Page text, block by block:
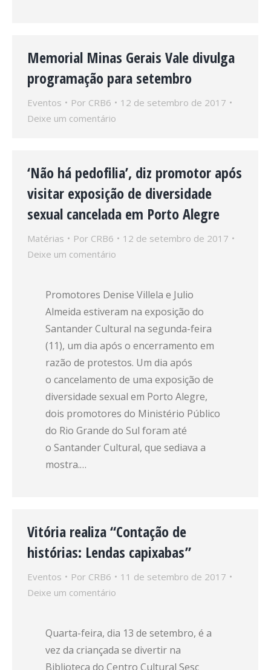
Memorial Minas Gerais Vale divulga
programação para setembro
Eventos Por CRB6
12 de setembro de 2017
Deixe um comentário
‘Não há pedofilia’, diz promotor após
visitar exposição de diversidade
sexual cancelada em Porto Alegre
Matérias Por CRB6
12 de setembro de 2017
Deixe um comentário
Promotores Denise Villela e Julio
Almeida estiveram na exposição do
Santander Cultural na segunda-feira
(11), um dia após o encerramento em
razão de protestos. Um dia após
o cancelamento de uma exposição de
diversidade sexual em Porto Alegre,
dois promotores do Ministério Público
do Rio Grande do Sul foram até
o Santander Cultural, que sediava a
mostra.…
Vitória realiza “Contação de
histórias: Lendas capixabas”
Eventos Por CRB6
11 de setembro de 2017
Deixe um comentário
Quarta-feira, dia 13 de setembro, é a
vez da criançada se divertir na
Biblioteca do Centro Cultural Sesc